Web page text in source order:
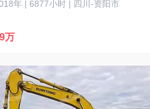
年 | 6877小时 | 四川-资阳市
万